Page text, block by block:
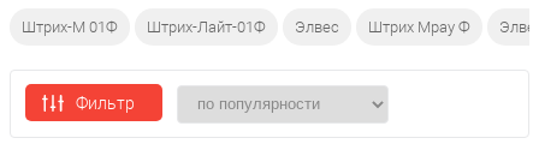
Штрих-М 01Ф Штрих-Лайт-01Ф Элвес Штрих Mpay Ф
Фильтр